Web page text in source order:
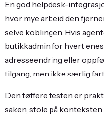
En god helpdesk-
hvor mye arbeid den
selve koblingen. Hvis
butikkadmin for hvert
adresseendring eller
tilgang, men ikke særlig
Den tøffere testen er
saken, stole på